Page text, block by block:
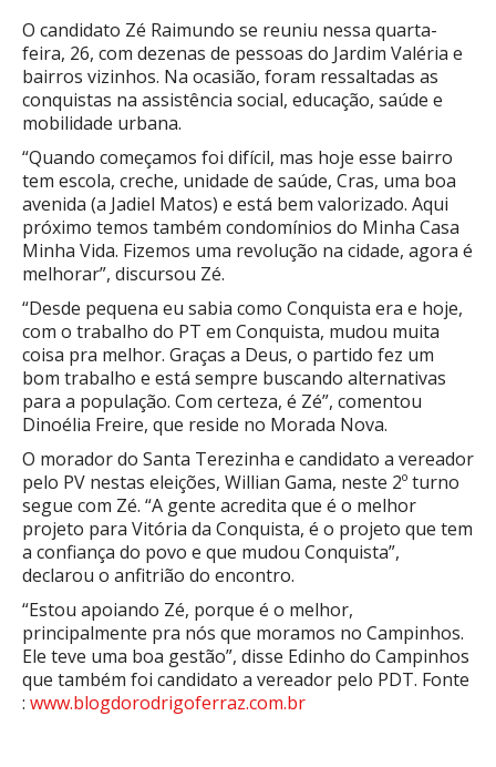
O candidato Zé Raimundo se reuniu nessa quarta-
feira, 26, com dezenas de pessoas do Jardim Valéria e
bairros vizinhos. Na ocasião, foram ressaltadas as
conquistas na assistência social, educação, saúde e
mobilidade urbana.
“Quando começamos foi difícil, mas hoje esse bairro
tem escola, creche, unidade de saúde, Cras, uma boa
avenida (a Jadiel Matos) e está bem valorizado. Aqui
próximo temos também condomínios do Minha Casa
Minha Vida. Fizemos uma revolução na cidade, agora é
melhorar”, discursou Zé.
“Desde pequena eu sabia como Conquista era e hoje,
com o trabalho do PT em Conquista, mudou muita
coisa pra melhor. Graças a Deus, o partido fez um
bom trabalho e está sempre buscando alternativas
para a população. Com certeza, é Zé”, comentou
Dinoélia Freire, que reside no Morada Nova.
O morador do Santa Terezinha e candidato a vereador
pelo PV nestas eleições, Willian Gama, neste 2º turno
segue com Zé. “A gente acredita que é o melhor
projeto para Vitória da Conquista, é o projeto que tem
a confiança do povo e que mudou Conquista”,
declarou o anfitrião do encontro.
“Estou apoiando Zé, porque é o melhor,
principalmente pra nós que moramos no Campinhos.
Ele teve uma boa gestão”, disse Edinho do Campinhos
que também foi candidato a vereador pelo PDT. Fonte
: www.blogdorodrigoferraz.com.br